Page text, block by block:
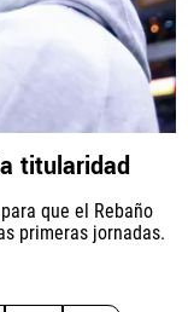
titularidad
que el Rebaño
primeras jornadas.